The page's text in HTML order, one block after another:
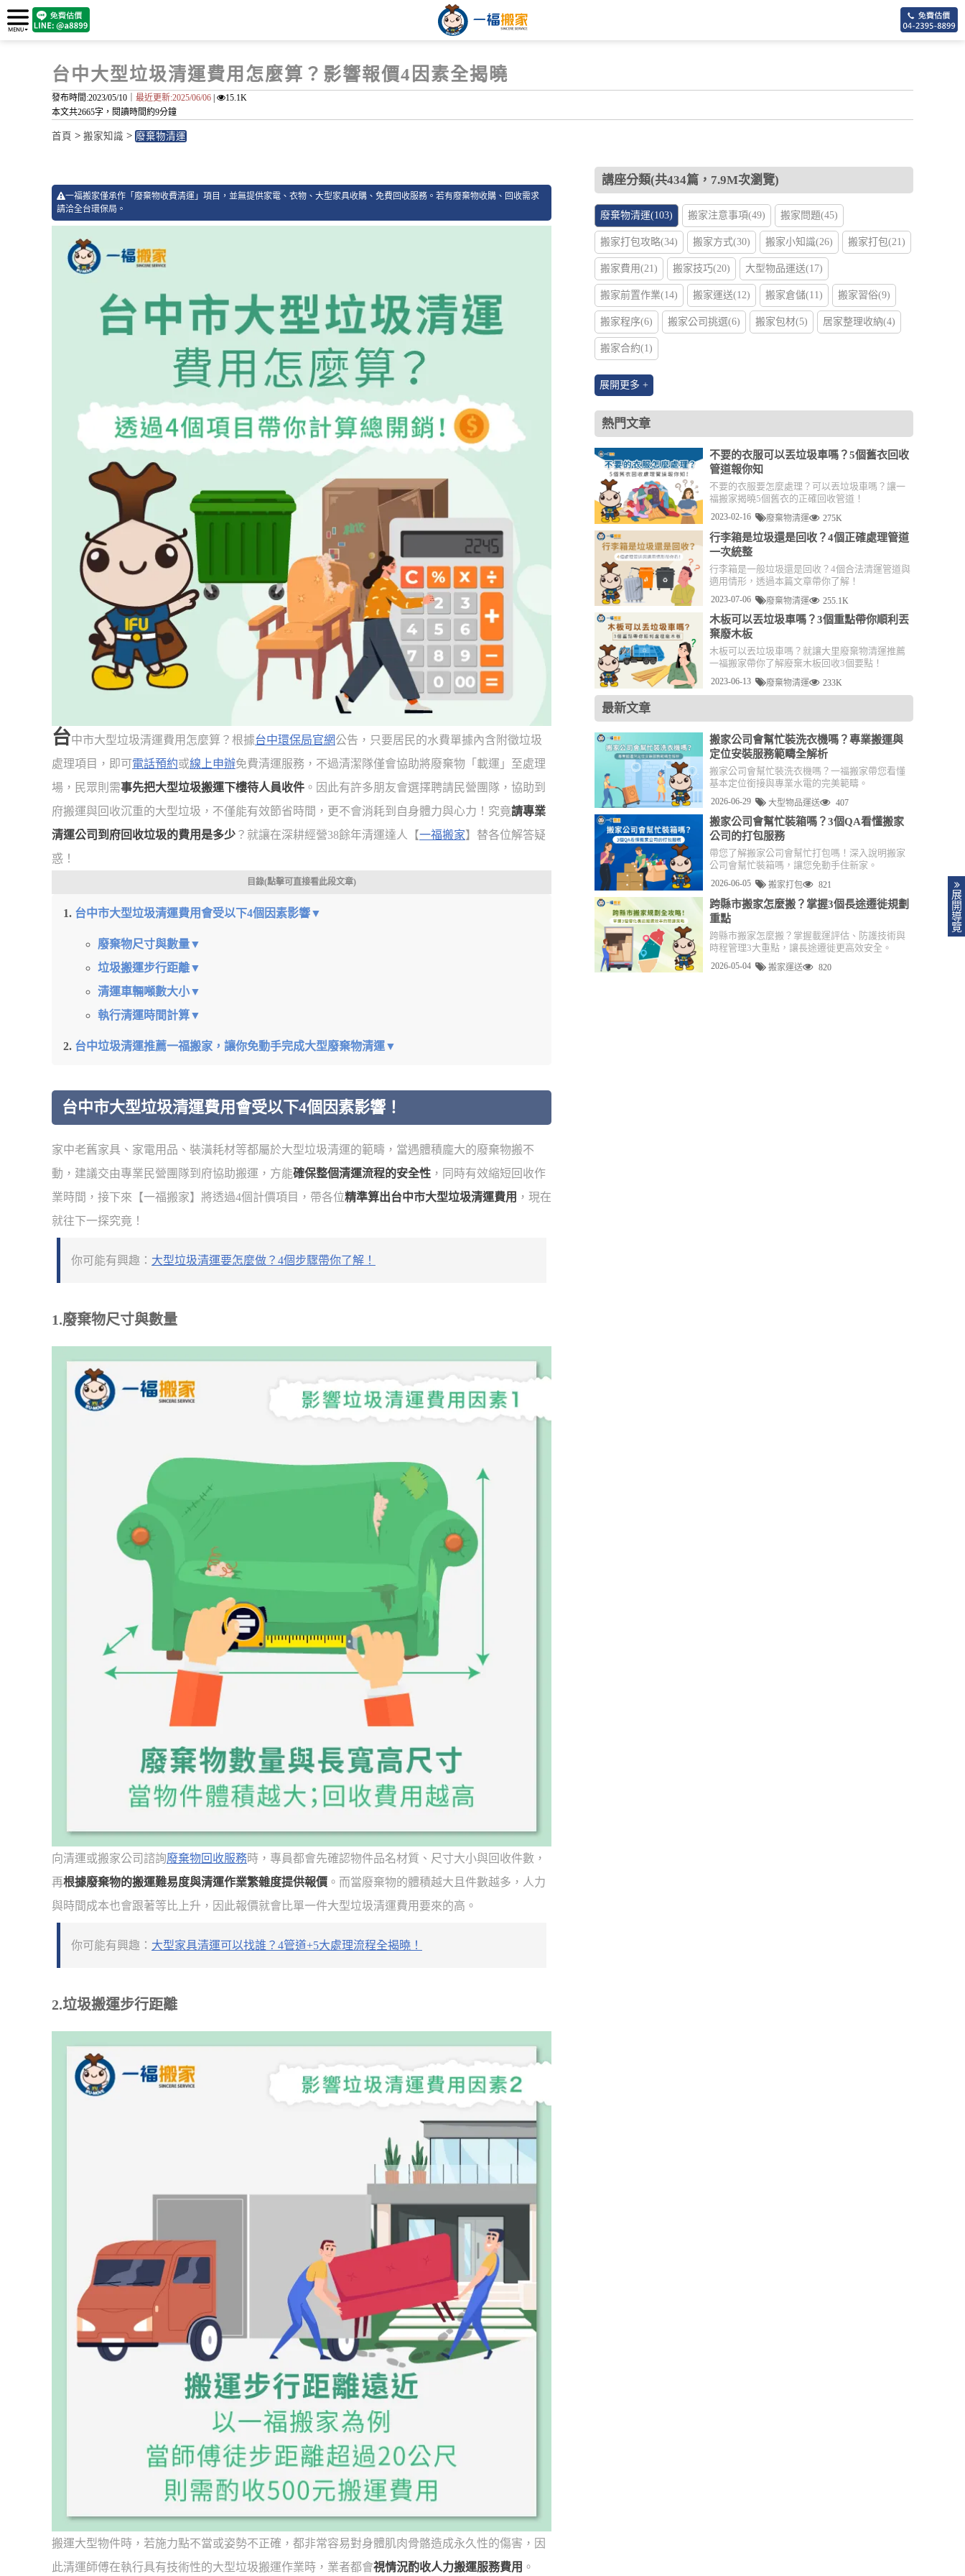
台中大型垃圾清運費用怎麼算？影響報價4因素全揭曉
發布時間:2023/05/10｜ 最近更新:2025/06/06
15.1K
本文共2665字，閱讀時間約9分鐘
首頁 > 搬家知識 > 廢棄物清運
一福搬家僅承作「廢棄物收費清運」項目，並無提供家電、衣物、大型家具收購、免費回收服務。若有廢棄物收購、回收需求
請洽全台環保局。
台中市大型垃圾清運費用怎麼算？根據台中環保局官網公告，只要居民的水費單據內含附徵垃圾
處理項目，即可電話預約或線上申辦免費清運服務，不過清潔隊僅會協助將廢棄物「載運」至處理
場，民眾則需事先把大型垃圾搬運下樓待人員收件 。因此有許多朋友會選擇聘請民營團隊，協助到
府搬運與回收沉重的大型垃圾，不僅能有效節省時間，更不會消耗到自身體力與心力！究竟請專業
清運公司到府回收垃圾的費用是多少 ？就讓在深耕經營38餘年清運達人【一福搬家】替各位解答疑
惑！
目錄(點擊可直接看此段文章)
台中市大型垃圾清運費用會受以下4個因素影響▼
廢棄物尺寸與數量▼
垃圾搬運步行距離▼
清運車輛噸數大小▼
執行清運時間計算▼
台中垃圾清運推薦一福搬家，讓你免動手完成大型廢棄物清運▼
台中市大型垃圾清運費用會受以下4個因素影響！
家中老舊家具、家電用品、裝潢耗材等都屬於大型垃圾清運的範疇，當遇體積龐大的廢棄物搬不
動，建議交由專業民營團隊到府協助搬運，方能確保整個清運流程的安全性 ，同時有效縮短回收作
業時間，接下來【一福搬家】將透過4個計價項目，帶各位精準算出台中市大型垃圾清運費用 ，現在
就往下一探究竟！
你可能有興趣： 大型垃圾清運要怎麼做？4個步驟帶你了解！
1.廢棄物尺寸與數量
向清運或搬家公司諮詢廢棄物回收服務時，專員都會先確認物件品名材質、尺寸大小與回收件數，
再根據廢棄物的搬運難易度與清運作業繁雜度提供報價 。而當廢棄物的體積越大且件數越多，人力
與時間成本也會跟著等比上升，因此報價就會比單一件大型垃圾清運費用要來的高。
你可能有興趣： 大型家具清運可以找誰？4管道+5大處理流程全揭曉！
2.垃圾搬運步行距離
搬運大型物件時，若施力點不當或姿勢不正確，都非常容易對身體肌肉骨骼造成永久性的傷害，因
此清運師傅在執行具有技術性的大型垃圾搬運作業時，業者都會視情況酌收人力搬運服務費用 。
講座分類(共434篇，7.9M次瀏覽)
廢棄物清運(103) 搬家注意事項(49) 搬家問題(45)
搬家打包攻略(34) 搬家方式(30) 搬家小知識(26) 搬家打包(21)
搬家費用(21) 搬家技巧(20) 大型物品運送(17)
搬家前置作業(14) 搬家運送(12) 搬家倉儲(11) 搬家習俗(9)
搬家程序(6) 搬家公司挑選(6) 搬家包材(5) 居家整理收納(4)
搬家合約(1)
展開更多 +
熱門文章
不要的衣服可以丟垃圾車嗎？5個舊衣回收
管道報你知
不要的衣服要怎麼處理？可以丟垃圾車嗎？讓一
福搬家揭曉5個舊衣的正確回收管道！
2023-02-16 廢棄物清運 275K
行李箱是垃圾還是回收？4個正確處理管道
一次統整
行李箱是一般垃圾還是回收？4個合法清運管道與
適用情形，透過本篇文章帶你了解！
2023-07-06 廢棄物清運 255.1K
木板可以丟垃圾車嗎？3個重點帶你順利丟
棄廢木板
木板可以丟垃圾車嗎？就讓大里廢棄物清運推薦
一福搬家帶你了解廢棄木板回收3個要點！
2023-06-13 廢棄物清運 233K
最新文章
搬家公司會幫忙裝洗衣機嗎？專業搬運與
定位安裝服務範疇全解析
搬家公司會幫忙裝洗衣機嗎？一福搬家帶您看懂
基本定位銜接與專業水電的完美範疇。
2026-06-29 大型物品運送 407
搬家公司會幫忙裝箱嗎？3個QA看懂搬家
公司的打包服務
帶您了解搬家公司會幫忙打包嗎！深入說明搬家
公司會幫忙裝箱嗎，讓您免動手住新家。
2026-06-05 搬家打包 821
跨縣市搬家怎麼搬？掌握3個長途遷徙規劃
重點
跨縣市搬家怎麼搬？掌握載運評估、防護技術與
時程管理3大重點，讓長途遷徙更高效安全。
2026-05-04 搬家運送 820
展
開
導
覽